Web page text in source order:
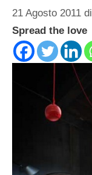
21 Agosto 2011 di
Spread the love